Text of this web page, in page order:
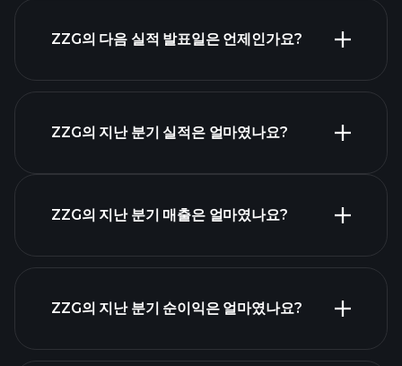
ZZG의 다음 실적 발표일은 언제인가요?
ZZG의 지난 분기 실적은 얼마였나요?
ZZG의 지난 분기 매출은 얼마였나요?
ZZG의 지난 분기 순이익은 얼마였나요?